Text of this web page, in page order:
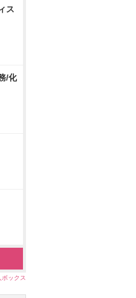
ス
/化
ックス